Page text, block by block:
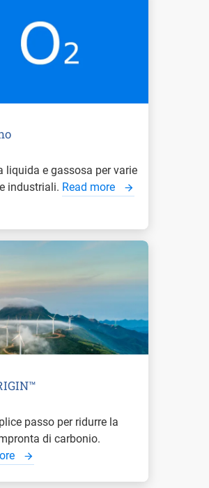
liquida e gassosa per varie
industriali. Read more
passo per ridurre la
di carbonio.